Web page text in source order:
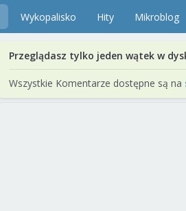
Wykopalisko Hity Mikroblog
Przeglądasz tylko jeden wątek w
Wszystkie Komentarze dostępne są na